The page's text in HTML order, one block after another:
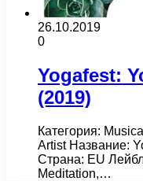
26.10.2019
0
Yogafest:
(2019)
Категория:
Artist Название:
Страна: EU
Meditation,…